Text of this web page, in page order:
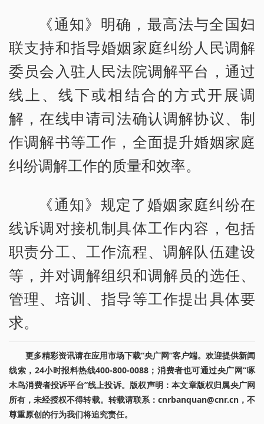
《通知》明确，最高法与全国妇
联支持和指导婚姻家庭纠纷人民调解
委员会入驻人民法院调解平台，通过
线上、线下或相结合的方式开展调
解，在线申请司法确认调解协议、制
作调解书等工作，全面提升婚姻家庭
纠纷调解工作的质量和效率。
《通知》规定了婚姻家庭纠纷在
线诉调对接机制具体工作内容，包括
职责分工、工作流程、调解队伍建设
等，并对调解组织和调解员的选任、
管理、培训、指导等工作提出具体要
求。
更多精彩资讯请在应用市场下载“央广网”客户端。欢迎提供新闻
线索，24小时报料热线400-800-0088；消费者也可通过央广网“啄
木鸟消费者投诉平台”线上投诉。版权声明：本文章版权归属央广网
所有，未经授权不得转载。转载请联系：cnrbanquan@cnr.cn，不
尊重原创的行为我们将追究责任。